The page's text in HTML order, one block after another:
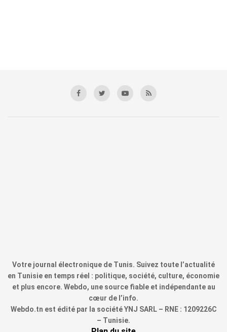
Votre journal électronique de Tunis. Suivez toute l’actualité
en Tunisie en temps réel : politique, société, culture, économie
et plus encore. Webdo, une source fiable et indépendante au
cœur de l’info.
Webdo.tn est édité par la société YNJ SARL – RNE : 1209226C
– Tunisie.